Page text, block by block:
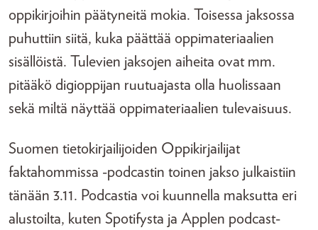
oppikirjoihin päätyneitä mokia. Toisessa jaksossa
puhuttiin siitä, kuka päättää oppimateriaalien
sisällöistä. Tulevien jaksojen aiheita ovat mm.
pitääkö digioppijan ruutuajasta olla huolissaan
sekä miltä näyttää oppimateriaalien tulevaisuus.
Suomen tietokirjailijoiden Oppikirjailijat
faktahommissa -podcastin toinen jakso julkaistiin
tänään 3.11. Podcastia voi kuunnella maksutta eri
alustoilta, kuten Spotifysta ja Applen podcast-